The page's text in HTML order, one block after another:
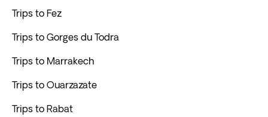
Trips to Fez
Trips to Gorges du Todra
Trips to Marrakech
Trips to Ouarzazate
Trips to Rabat